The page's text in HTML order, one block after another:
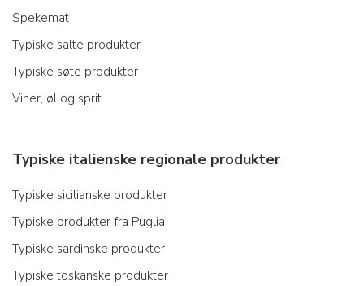
Spekemat
Typiske salte produkter
Typiske søte produkter
Viner, øl og sprit
Typiske italienske regionale produkter
Typiske sicilianske produkter
Typiske produkter fra Puglia
Typiske sardinske produkter
Typiske toskanske produkter